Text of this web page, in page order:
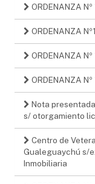
ORDENANZA Nº
ORDENANZA
ORDENANZA
ORDENANZA
Nota
s/ otorgamiento
Centro de
Gualeguaychú s/
Inmobiliaria